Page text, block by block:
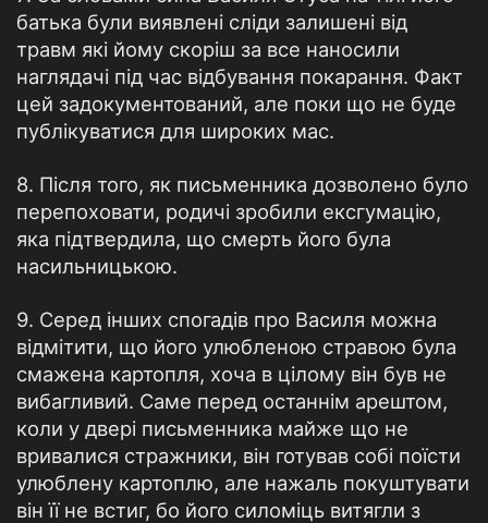
батька були виявлені сліди залишені від
травм які йому скоріш за все наносили
наглядачі під час відбування покарання. Факт
цей задокументований, але поки що не буде
публікуватися для широких мас.
8. Після того, як письменника дозволено було
перепоховати, родичі зробили ексгумацію,
яка підтвердила, що смерть його була
насильницькою.
9. Серед інших спогадів про Василя можна
відмітити, що його улюбленою стравою була
смажена картопля, хоча в цілому він був не
вибагливий. Саме перед останнім арештом,
коли у двері письменника майже що не
вривалися стражники, він готував собі поїсти
улюблену картоплю, але нажаль покуштувати
він її не встиг, бо його силоміць витягли з